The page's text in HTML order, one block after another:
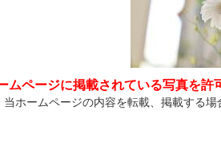
ムページに掲載されている写真を許
当ホームページの内容を転載、掲載する場